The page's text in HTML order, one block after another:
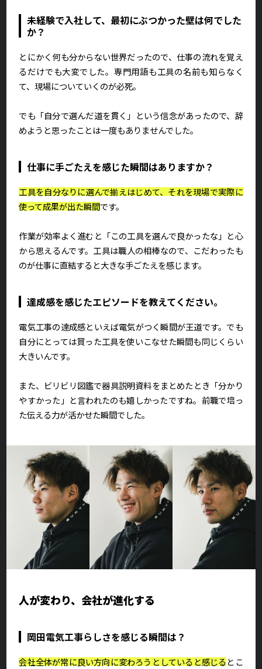
未経験で入社して、最初にぶつかった壁は何でした
か？
とにかく何も分からない世界だったので、仕事の流れを覚え
るだけでも大変でした。専門用語も工具の名前も知らなく
て、現場についていくのが必死。
でも「自分で選んだ道を貫く」という信念があったので、辞
めようと思ったことは一度もありませんでした。
仕事に手ごたえを感じた瞬間はありますか？
工具を自分なりに選んで揃えはじめて、それを現場で実際に
使って成果が出た瞬間です。
作業が効率よく進むと「この工具を選んで良かったな」と心
から思えるんです。工具は職人の相棒なので、こだわったも
のが仕事に直結すると大きな手ごたえを感じます。
達成感を感じたエピソードを教えてください。
電気工事の達成感といえば電気がつく瞬間が王道です。でも
自分にとっては買った工具を使いこなせた瞬間も同じくらい
大きいんです。
また、ビリビリ図鑑で器具説明資料をまとめたとき「分かり
やすかった」と言われたのも嬉しかったですね。前職で培っ
た伝える力が活かせた瞬間でした。
人が変わり、会社が進化する
岡田電気工事らしさを感じる瞬間は？
会社全体が常に良い方向に変わろうとしていると感じる とこ